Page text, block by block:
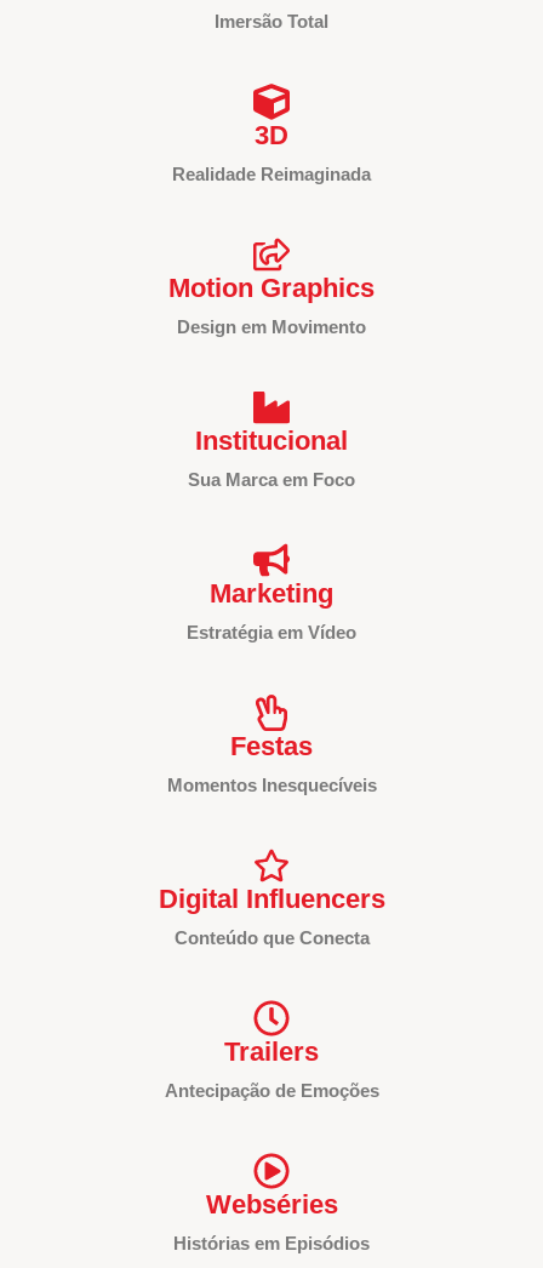
Imersão Total
3D
Realidade Reimaginada
Motion Graphics
Design em Movimento
Institucional
Sua Marca em Foco
Marketing
Estratégia em Vídeo
Festas
Momentos Inesquecíveis
Digital Influencers
Conteúdo que Conecta
Trailers
Antecipação de Emoções
Webséries
Histórias em Episódios